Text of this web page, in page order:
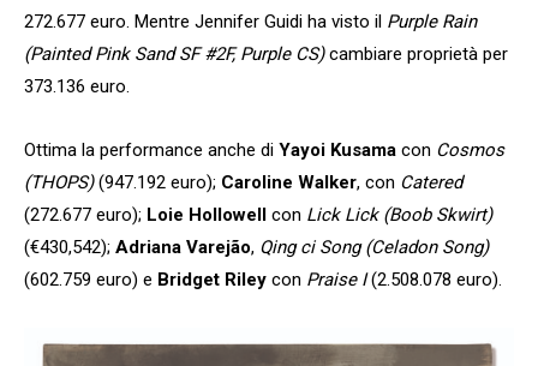
272.677 euro. Mentre Jennifer Guidi ha visto il Purple Rain
(Painted Pink Sand SF #2F, Purple CS)cambiare proprietà per
373.136 euro.
Ottima la performance anche di Yayoi Kusama con Cosmos
(THOPS)(947.192 euro); Caroline Walker, con Catered
(272.677 euro); Loie Hollowell con Lick Lick (Boob Skwirt)
(€430,542); Adriana Varejão, Qing ci Song (Celadon Song)
(602.759 euro) e Bridget Riley con Praise I(2.508.078 euro).